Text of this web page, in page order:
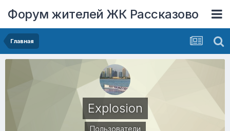
Форум жителей ЖК Рассказово
Главная
Explosion
Пользователи